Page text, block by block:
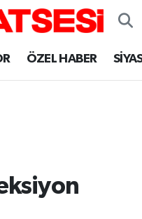
ÖZEL HABER
ve Fikstür